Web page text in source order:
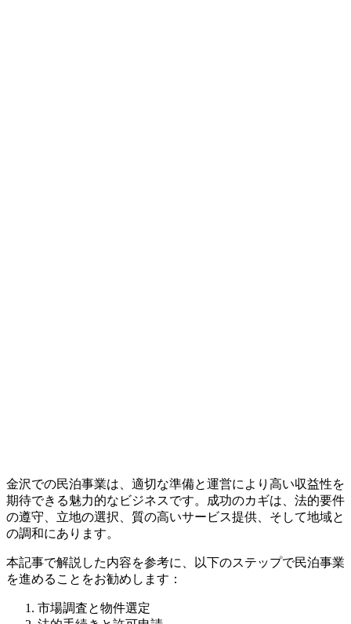
金沢での民泊事業は、適切な準備と運営により高い収益性を
期待できる魅力的なビジネスです。成功のカギは、法的要件
の遵守、立地の選択、質の高いサービス提供、そして地域と
の調和にあります。
本記事で解説した内容を参考に、以下のステップで民泊事業
を進めることをお勧めします：
市場調査と物件選定